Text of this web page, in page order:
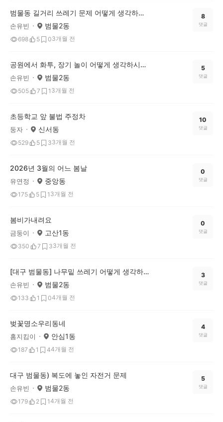
범물동 길거리 쓰레기 문제 어떻게 생각하시나요
손유빈 범물2동
698 5 03개월 전
8
댓글
공원에서 화투, 장기 놀이 어떻게 생각하시나요
손유빈 범물2동
505 7 1 3개월 전
5
댓글
초등학교 앞 불법 주정차
둥자 신서동
529 5 33개월 전
10
댓글
2026년 3월의 어느 봄날
유연정 중앙동
175 5 1 3개월 전
0
댓글
봄비가내려요
금둥이 고산1동
350 7 33개월 전
0
댓글
[대구 범물동] 나무밑 쓰레기 어떻게 생각하시나요
손유빈 범물2동
133 1 04개월 전
3
댓글
벚꽃명소우리동네
홈지킴이 안심1동
187 1 44개월 전
4
댓글
대구 범물동) 복도에 놓인 자전거 문제
손유빈 범물2동
179 2 14개월 전
5
댓글